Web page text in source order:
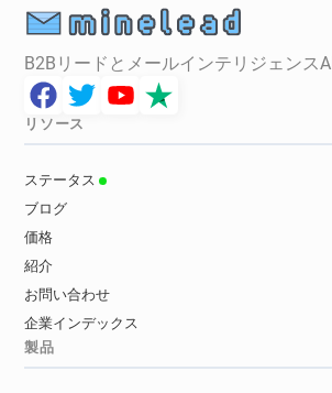
B2Bリードとメールインテリジェンス
リソース
ステータス
ブログ
価格
紹介
お問い合わせ
企業インデックス
製品